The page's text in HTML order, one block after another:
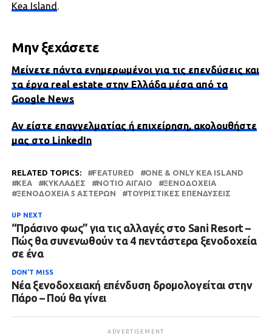
Kea Island .
Μην ξεχάσετε
Μείνετε πάντα ενημερωμένοι για τις επενδύσεις και
τα έργα real estate στην Ελλάδα μέσα από τα
Google News
Αν είστε επαγγελματίας ή επιχείρηση, ακολουθήστε
μας στο LinkedIn
RELATED TOPICS: FEATURED
ONE & ONLY KEA ISLAND
ΚΈΑ
ΚΥΚΛΆΔΕΣ ΝΌΤΙΟ ΑΙΓΑΊΟ
ΞΕΝΟΔΟΧΕΊΑ
ΞΕΝΟΔΟΧΕΊΑ 5 ΑΣΤΈΡΩΝ
ΤΟΥΡΙΣΤΙΚΈΣ ΕΠΕΝΔΎΣΕΙΣ
UP NEXT
“Πράσινο φως” για τις αλλαγές στο Sani Resort –
Πώς θα συνενωθούν τα 4 πεντάστερα ξενοδοχεία
σε ένα
DON'T MISS
Νέα ξενοδοχειακή επένδυση δρομολογείται στην
Πάρο – Πού θα γίνει
ADVERTISEMENT